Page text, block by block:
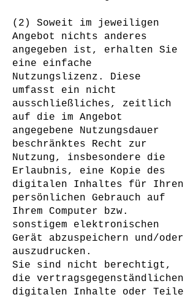
(2) Soweit im jeweiligen
Angebot nichts anderes
angegeben ist, erhalten Sie
eine einfache
Nutzungslizenz. Diese
umfasst ein nicht
ausschließliches, zeitlich
auf die im Angebot
angegebene Nutzungsdauer
beschränktes Recht zur
Nutzung, insbesondere die
Erlaubnis, eine Kopie des
digitalen Inhaltes für Ihren
persönlichen Gebrauch auf
Ihrem Computer bzw.
sonstigem elektronischen
Gerät abzuspeichern und/oder
auszudrucken.
Sie sind nicht berechtigt,
die vertragsgegenständlichen
digitalen Inhalte oder Teile